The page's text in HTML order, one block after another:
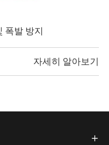
폭발 방지
자세히 알아보기
